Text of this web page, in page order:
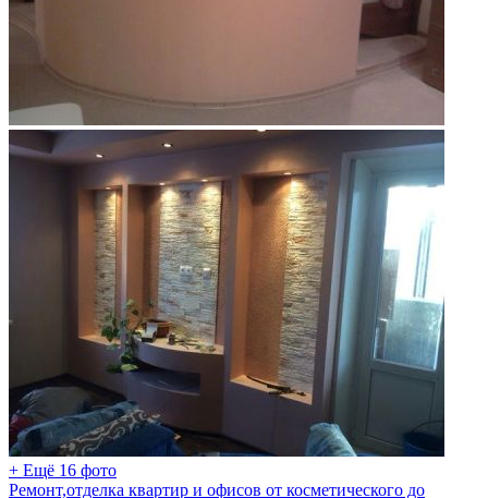
+ Ещё 16 фото
Ремонт,отделка квартир и офисов от косметического до